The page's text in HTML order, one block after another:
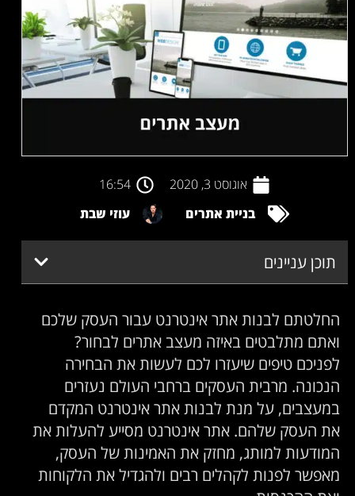
אוגוסט 3, 2020
16:54
בניית אתרים
עוזי שבת
תוכן עניינים
החלטתם לבנות אתר אינטרנט עבור העסק שלכם
ואתם מתלבטים באיזה מעצב אתרים לבחור?
לפניכם טיפים שיעזרו לכם לעשות את הבחירה
הנכונה. מרבית העסקים ברחבי העולם נעזרים
במעצבים, על מנת לבנות אתר אינטרנט המקדם
את העסק שלהם. אתר אינטרנט מסייע להעלות את
המודעות למותג, מחזק את האמינות של העסק,
מאפשר לפנות לקהלים רבים ולהגדיל את הלקוחות